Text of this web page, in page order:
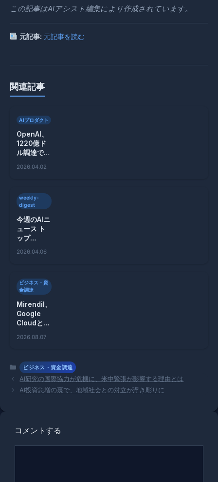
この記事はAIアシスト編集により作成されています。
元記事: 元記事を読む
関連記事
AIプロダクト
OpenAI、
1220億ド
ル調達で企
変わる理由
2026.04.02
weekly-
digest
今週のAIニ
ュース ト
ップ
年3月24
2026.04.06
ビジネス・資
金調達
Mirendil、
Google
Cloudと
のAIパート
を締結
2026.08.07
カ
テ
ゴ
リ
ビジネス・資金調達
AI研究の国際協力が危機に、米中緊張が影響する理由とは
AI投資急増の裏で、地域社会との対立が浮き彫りに
コメントする